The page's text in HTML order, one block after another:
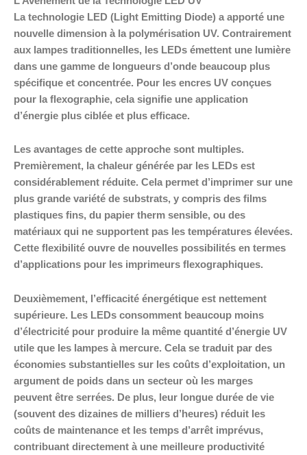
La technologie LED (Light Emitting Diode) a apporté une
nouvelle dimension à la polymérisation UV. Contrairement
aux lampes traditionnelles, les LEDs émettent une lumière
dans une gamme de longueurs d’onde beaucoup plus
spécifique et concentrée. Pour les encres UV conçues
pour la flexographie, cela signifie une application
d’énergie plus ciblée et plus efficace.
Les avantages de cette approche sont multiples.
Premièrement, la chaleur générée par les LEDs est
considérablement réduite. Cela permet d’imprimer sur une
plus grande variété de substrats, y compris des films
plastiques fins, du papier therm sensible, ou des
matériaux qui ne supportent pas les températures élevées.
Cette flexibilité ouvre de nouvelles possibilités en termes
d’applications pour les imprimeurs flexographiques.
Deuxièmement, l’efficacité énergétique est nettement
supérieure. Les LEDs consomment beaucoup moins
d’électricité pour produire la même quantité d’énergie UV
utile que les lampes à mercure. Cela se traduit par des
économies substantielles sur les coûts d’exploitation, un
argument de poids dans un secteur où les marges
peuvent être serrées. De plus, leur longue durée de vie
(souvent des dizaines de milliers d’heures) réduit les
coûts de maintenance et les temps d’arrêt imprévus,
contribuant directement à une meilleure productivité